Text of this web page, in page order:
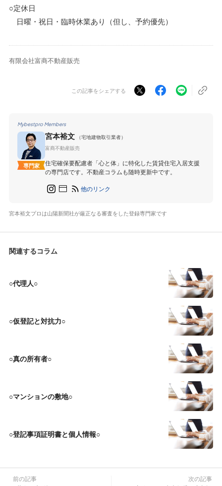
○定休日
日曜・祝日・臨時休業あり（但し、予約優先）
有限会社富商不動産販売
この記事をシェアする
Mybestpro Members
専門家
宮本裕文
（宅地建物取引業者）
富商不動産販売
住宅確保要配慮者「心と体」に特化した賃貸住宅入居支援
の専門店です。不動産コラムも随時更新中です。
他のリンク
宮本裕文プロは山陽新聞社が厳正なる審査をした登録専門家です
関連するコラム
○代理人○
○仮登記と対抗力○
○真の所有者○
○マンションの敷地○
○登記事項証明書と個人情報○
前の記事 次の記事